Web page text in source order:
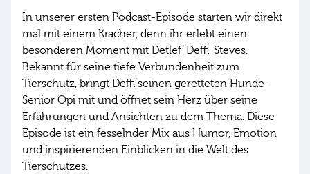
In unserer ersten Podcast-Episode starten wir direkt
mal mit einem Kracher, denn ihr erlebt einen
besonderen Moment mit Detlef 'Deffi' Steves.
Bekannt für seine tiefe Verbundenheit zum
Tierschutz, bringt Deffi seinen geretteten Hunde-
Senior Opi mit und öffnet sein Herz über seine
Erfahrungen und Ansichten zu dem Thema. Diese
Episode ist ein fesselnder Mix aus Humor, Emotion
und inspirierenden Einblicken in die Welt des
Tierschutzes.